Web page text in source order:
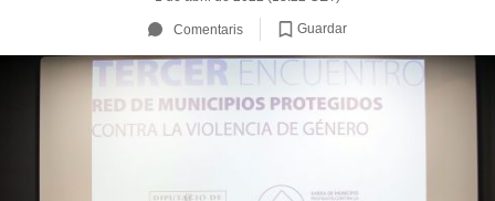
Comentaris Guardar